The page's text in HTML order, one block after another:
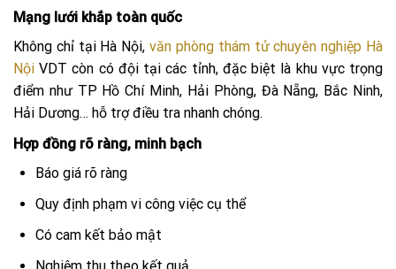
Mạng lưới khắp toàn quốc
Không chỉ tại Hà Nội,văn phòng thám tử chuyên nghiệp Hà
NộiVDT còn có đội tại các tỉnh, đặc biệt là khu vực trọng
điểm như TP Hồ Chí Minh, Hải Phòng, Đà Nẵng, Bắc Ninh,
Hải Dương… hỗ trợ điều tra nhanh chóng.
Hợp đồng rõ ràng, minh bạch
Báo giá rõ ràng
Quy định phạm vi công việc cụ thể
Có cam kết bảo mật
Nghiệm thu theo kết quả